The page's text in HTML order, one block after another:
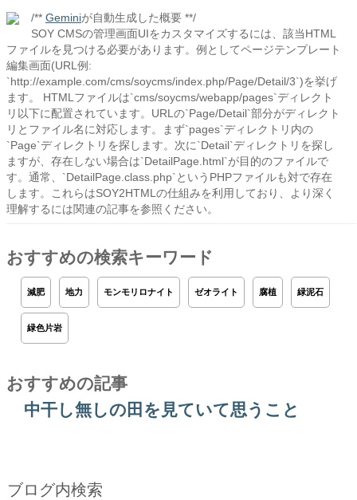
/** Geminiが自動生成した概要 **/
SOY CMSの管理画面UIをカスタマイズするには、該当HTML
ファイルを見つける必要があります。例としてページテンプレート
編集画面(URL例:
`http://example.com/cms/soycms/index.php/Page/Detail/3`)を挙げ
ます。 HTMLファイルは`cms/soycms/webapp/pages`ディレクト
リ以下に配置されています。URLの`Page/Detail`部分がディレクト
リとファイル名に対応します。まず`pages`ディレクトリ内の
`Page`ディレクトリを探します。次に`Detail`ディレクトリを探し
ますが、存在しない場合は`DetailPage.html`が目的のファイルで
す。通常、`DetailPage.class.php`というPHPファイルも対で存在
します。これらはSOY2HTMLの仕組みを利用しており、より深く
理解するには関連の記事を参照ください。
おすすめの検索キーワード
減肥 地力 モンモリロナイト ゼオライト 腐植 緑泥石
緑色片岩
おすすめの記事
中干し無しの田を見ていて思うこと
ブログ内検索